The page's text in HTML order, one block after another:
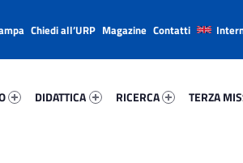
DIDATTICA
RICERCA
TERZA
Chiedi all’URP Magazine Contatti